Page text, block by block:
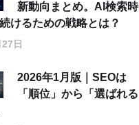
新動向まとめ。AI検索時
けるための戦略とは？
日
2026年1月版｜SEOは
「順位」から「選ばれる